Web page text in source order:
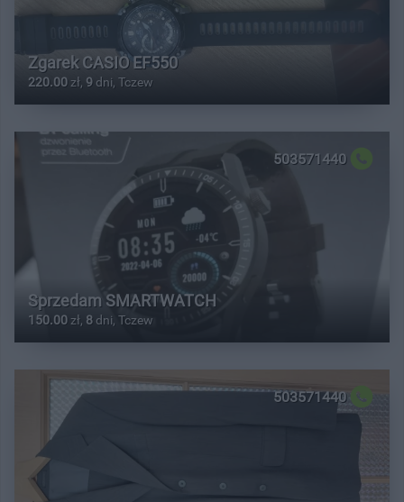
Zgarek CASIO EF550
220.00 zł, 9 dni, Tczew
503571440
Sprzedam SMARTWATCH
150.00 zł, 8 dni, Tczew
503571440